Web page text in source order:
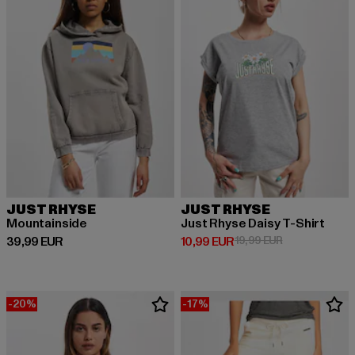
JUST RHYSE
Mountainside
39,99 EUR
Derzeitiger Preis: 39,99 EUR
JUST RHYSE
Just Rhyse Daisy T-Shirt
10,99 EUR
Derzeitiger Preis: 10,99 EUR
19,99 EURAktionspreis:
-20% -17%